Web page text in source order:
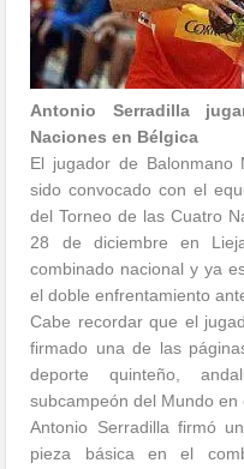
Antonio Serradilla
Naciones en Bélgica
El jugador de Balonmano
sido convocado con el
del Torneo de las Cuatro
28 de diciembre en
combinado nacional y ya
el doble enfrentamiento
Cabe recordar que el
firmado una de las
deporte quinteño,
subcampeón del Mundo en
Antonio Serradilla firmó
pieza básica en el